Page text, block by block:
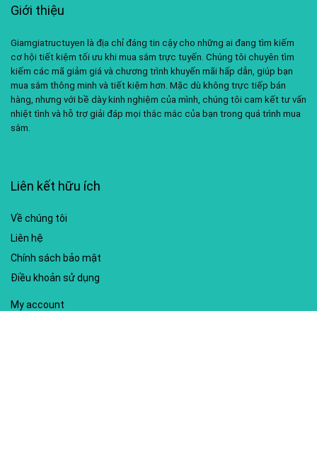
Giới thiệu
Giamgiatructuyen là địa chỉ đáng tin cậy cho những ai đang tìm kiếm
cơ hội tiết kiệm tối ưu khi mua sắm trực tuyến. Chúng tôi chuyên tìm
kiếm các mã giảm giá và chương trình khuyến mãi hấp dẫn, giúp bạn
mua sắm thông minh và tiết kiệm hơn. Mặc dù không trực tiếp bán
hàng, nhưng với bề dày kinh nghiệm của mình, chúng tôi cam kết tư vấn
nhiệt tình và hỗ trợ giải đáp mọi thắc mắc của bạn trong quá trình mua
sắm.
Liên kết hữu ích
Về chúng tôi
Liên hệ
Chính sách bảo mật
Điều khoản sử dụng
My account